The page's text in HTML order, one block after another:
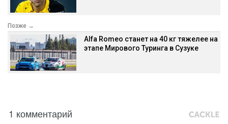
Позже →
Alfa Romeo станет на 40 кг тяжелее на
этапе Мирового Туринга в Сузуке
1 комментарий